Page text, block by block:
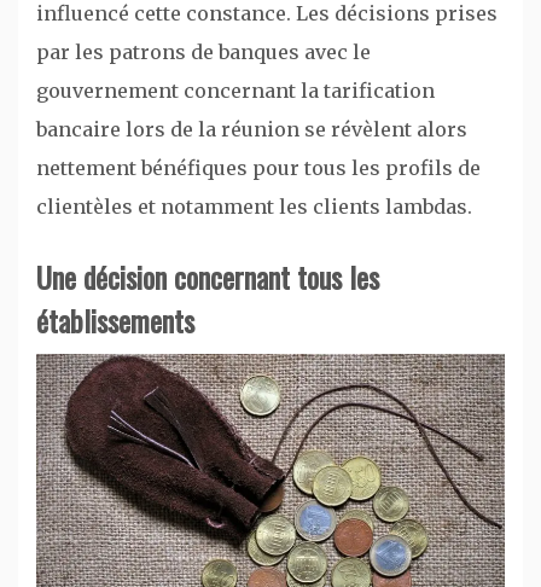
influencé cette constance. Les décisions prises
par les patrons de banques avec le
gouvernement concernant la tarification
bancaire lors de la réunion se révèlent alors
nettement bénéfiques pour tous les profils de
clientèles et notamment les clients lambdas.
Une décision concernant tous les
établissements